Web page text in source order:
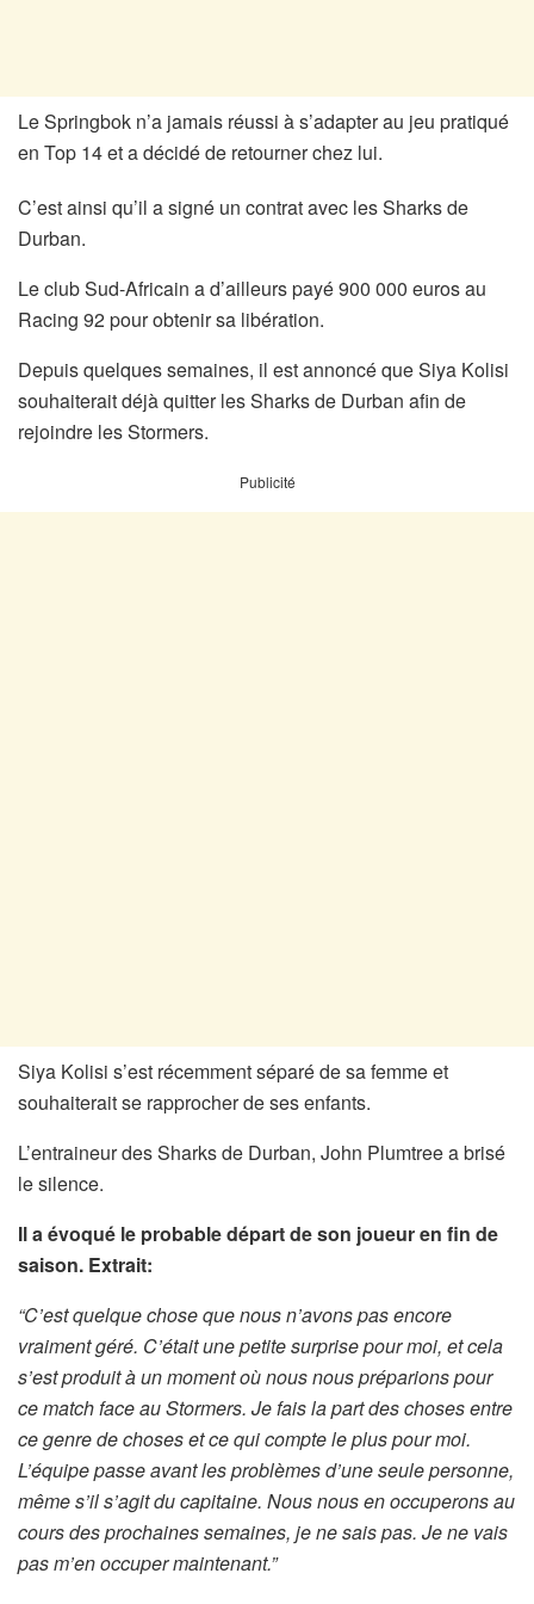
Le Springbok n’a jamais réussi à s’adapter au jeu pratiqué
en Top 14 et a décidé de retourner chez lui.
C’est ainsi qu’il a signé un contrat avec les Sharks de
Durban.
Le club Sud-Africain a d’ailleurs payé 900 000 euros au
Racing 92 pour obtenir sa libération.
Depuis quelques semaines, il est annoncé que Siya Kolisi
souhaiterait déjà quitter les Sharks de Durban afin de
rejoindre les Stormers.
Publicité
Siya Kolisi s’est récemment séparé de sa femme et
souhaiterait se rapprocher de ses enfants.
L’entraineur des Sharks de Durban, John Plumtree a brisé
le silence.
Il a évoqué le probable départ de son joueur en fin de
saison. Extrait:
“C’est quelque chose que nous n’avons pas encore
vraiment géré. C’était une petite surprise pour moi, et cela
s’est produit à un moment où nous nous préparions pour
ce match face au Stormers. Je fais la part des choses entre
ce genre de choses et ce qui compte le plus pour moi.
L’équipe passe avant les problèmes d’une seule personne,
même s’il s’agit du capitaine. Nous nous en occuperons au
cours des prochaines semaines, je ne sais pas. Je ne vais
pas m’en occuper maintenant.”